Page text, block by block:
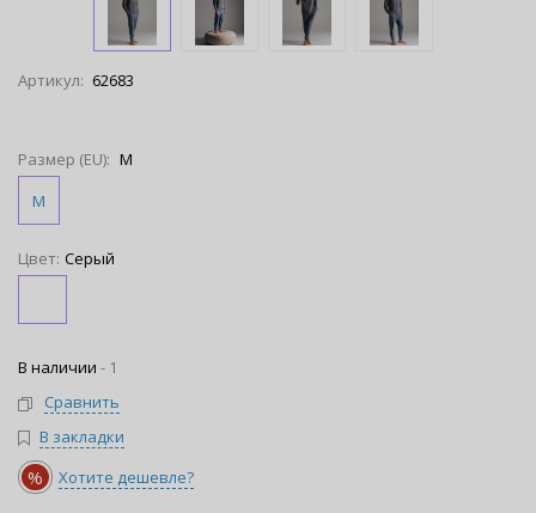
Артикул: 62683
Размер (EU): M
M
Цвет: Серый
В наличии - 1
Сравнить
В закладки
% Хотите дешевле?